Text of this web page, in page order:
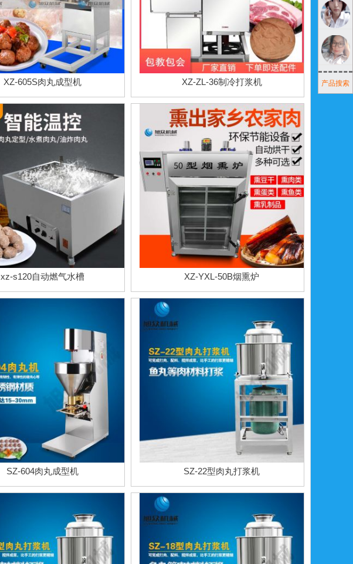
XZ-605S肉丸成型机 XZ-ZL-36制冷打浆机
xz-s120自动燃气水槽 XZ-YXL-50B烟熏炉
SZ-604肉丸成型机 SZ-22型肉丸打浆机
产品搜索